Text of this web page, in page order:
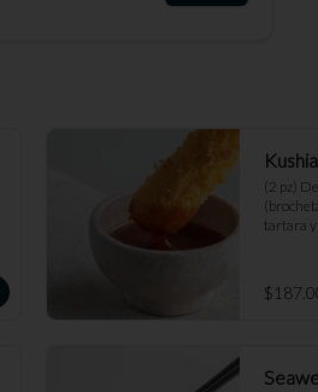
(2 pz)
tartara y